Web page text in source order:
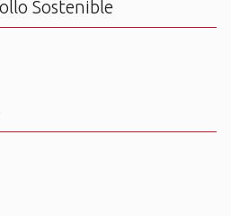
Sostenible